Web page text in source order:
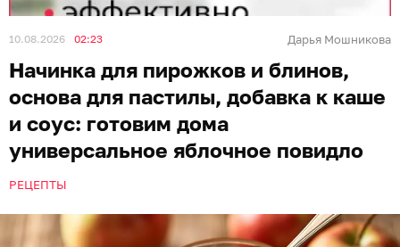
10.08.2026 02:23 Дарья Мошникова
Начинка для пирожков и блинов,
основа для пастилы, добавка к каше
и соус: готовим дома
универсальное яблочное повидло
РЕЦЕПТЫ